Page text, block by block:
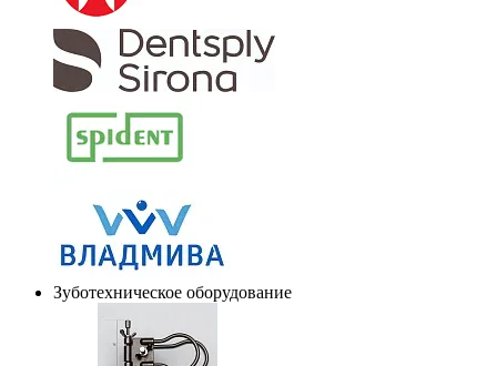
Зуботехническое оборудование